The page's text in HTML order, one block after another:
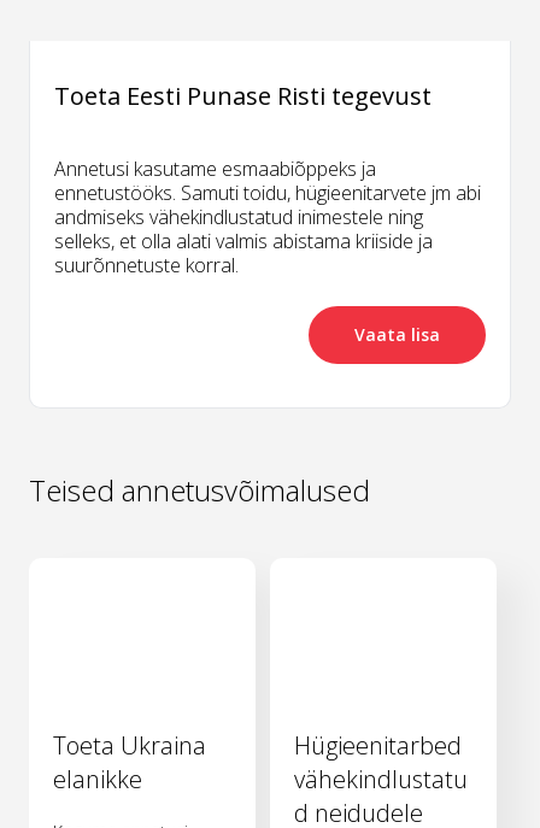
Toeta Eesti Punase Risti tegevust
Annetusi kasutame esmaabiõppeks ja
ennetustööks. Samuti toidu, hügieenitarvete jm abi
andmiseks vähekindlustatud inimestele ning
selleks, et olla alati valmis abistama kriiside ja
suurõnnetuste korral.
Vaata lisa
Teised annetusvõimalused
Toeta Ukraina
elanikke
Hügieenitarbed
vähekindlustatu
d neidudele